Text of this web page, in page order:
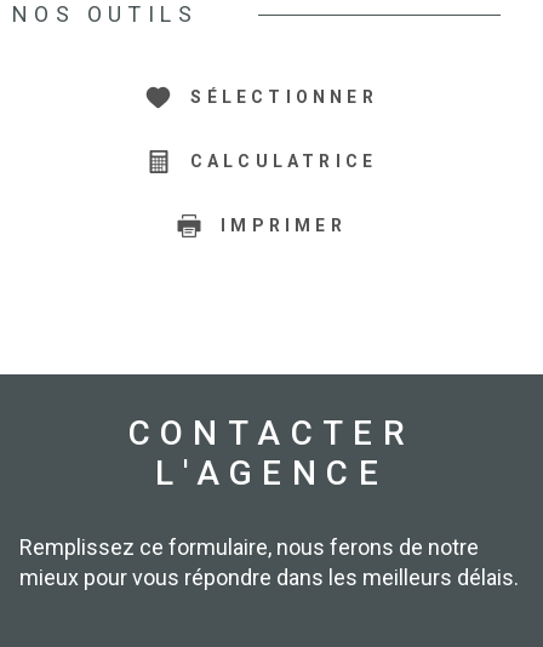
NOS OUTILS
SÉLECTIONNER
CALCULATRICE
IMPRIMER
CONTACTER
L'AGENCE
Remplissez ce formulaire, nous ferons de notre
mieux pour vous répondre dans les meilleurs délais.